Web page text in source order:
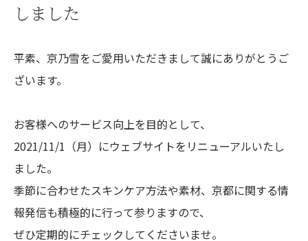
しました
平素、京乃雪をご愛用いただきまして誠にありがとうご
ざいます。
お客様へのサービス向上を目的として、
2021/11/1（月）にウェブサイトをリニューアルいたし
ました。
季節に合わせたスキンケア方法や素材、京都に関する情
報発信も積極的に行って参りますので、
ぜひ定期的にチェックしてくださいませ。